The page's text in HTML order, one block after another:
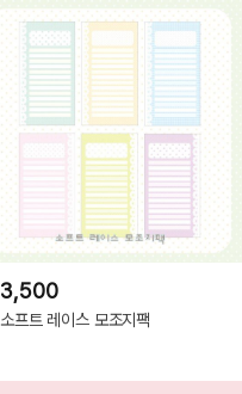
3,500
소프트 레이스 모조지팩